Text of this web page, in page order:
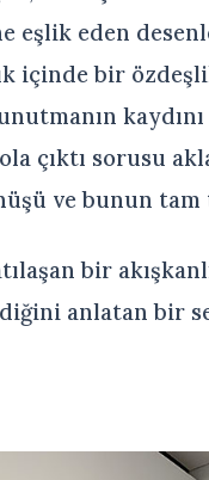
eşlik eden
içinde bir
çıktı sorusu
ve bunun
bir
anlatan bir